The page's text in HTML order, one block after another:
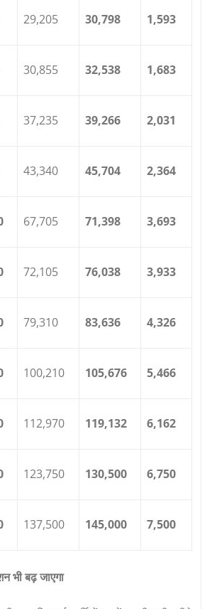
29,205 30,798 1,593
30,855 32,538 1,683
37,235 39,266 2,031
43,340 45,704 2,364
67,705 71,398 3,693
72,105 76,038 3,933
79,310 83,636 4,326
100,210 105,676 5,466
112,970 119,132 6,162
123,750 130,500 6,750
137,500 145,000 7,500
भी बढ़ जाएगा